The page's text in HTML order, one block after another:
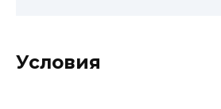
Условия